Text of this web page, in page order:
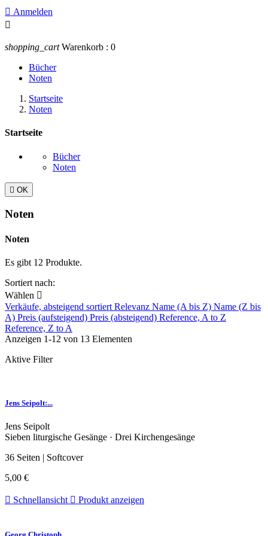
 Anmelden

shopping_cart Warenkorb : 0
Bücher
Noten
Startseite
Noten
Startseite
Bücher
Noten
 OK
Noten
Noten
Es gibt 12 Produkte.
Sortiert nach:
Wählen 
Verkäufe, absteigend sortiert Relevanz Name (A bis Z) Name (Z bis
A) Preis (aufsteigend) Preis (absteigend) Reference, A to Z
Reference, Z to A
Anzeigen 1-12 von 13 Elementen
Aktive Filter
Jens Seipolt:...
Jens Seipolt
Sieben liturgische Gesänge · Drei Kirchengesänge
36 Seiten | Softcover
5,00 €
 Schnellansicht  Produkt anzeigen